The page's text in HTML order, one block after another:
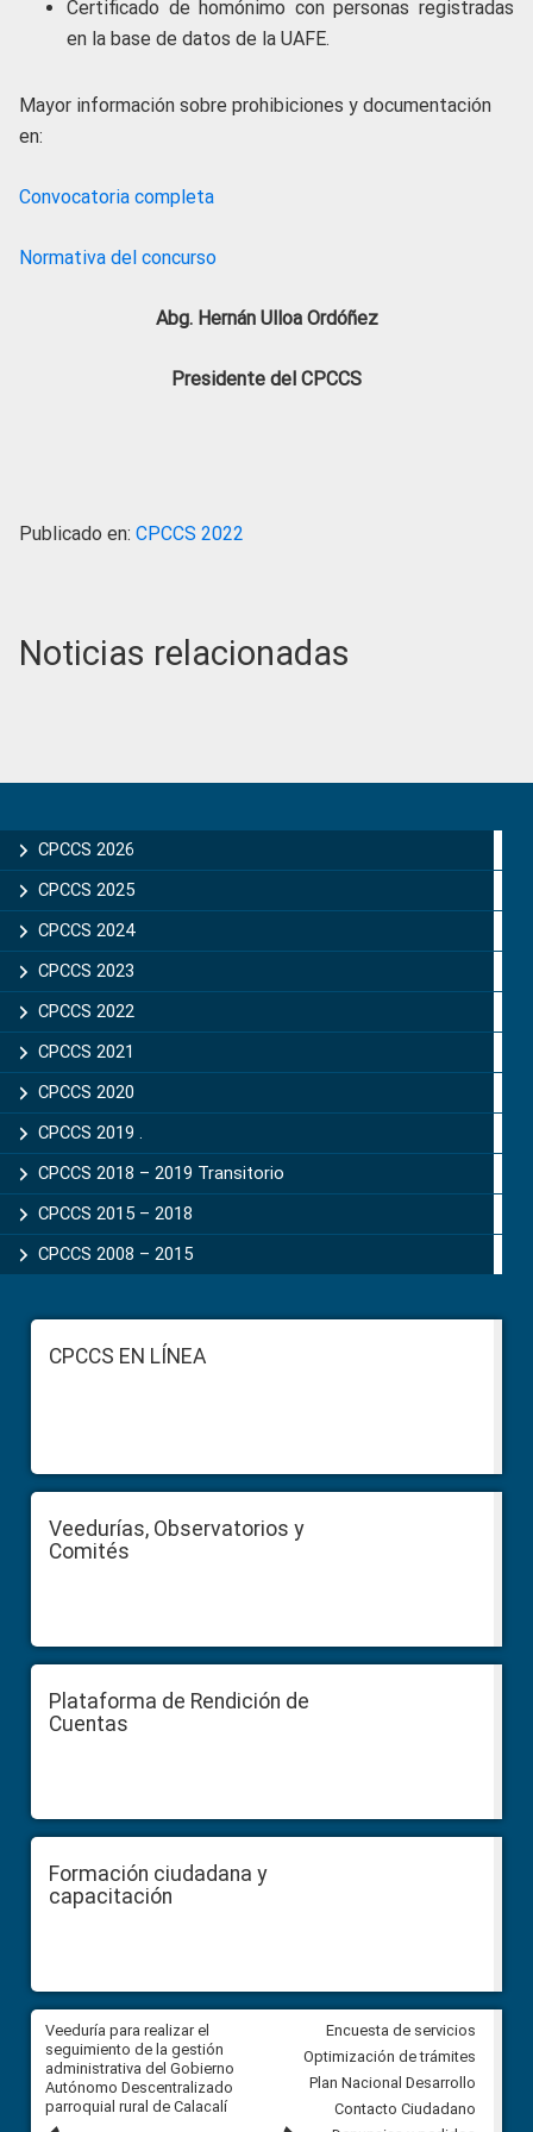
Certificado de homónimo con personas registradas
en la base de datos de la UAFE.
Mayor información sobre prohibiciones y documentación
en:
Convocatoria completa
Normativa del concurso
Abg. Hernán Ulloa Ordóñez
Presidente del CPCCS
Publicado en: CPCCS 2022
Noticias relacionadas
Sidebar
CPCCS 2026
CPCCS 2025
CPCCS 2024
CPCCS 2023
CPCCS 2022
CPCCS 2021
CPCCS 2020
CPCCS 2019 .
CPCCS 2018 – 2019 Transitorio
CPCCS 2015 – 2018
CPCCS 2008 – 2015
FooterCPCCS EN LÍNEA
Veedurías, Observatorios y
Comités
Plataforma de Rendición de
Cuentas
Formación ciudadana y
capacitación
Veeduría para realizar el
seguimiento de la gestión
administrativa del Gobierno
Autónomo Descentralizado
parroquial rural de Calacalí
Veeduría para vigilar los
derivados de la Audiencia
comunidad Urbina, parroquia
Carolina
Encuesta de servicios
Optimización de trámites
Plan Nacional Desarrollo
Contacto Ciudadano